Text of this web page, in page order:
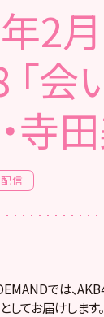
2月
「会
寺
信
では、
してお届けします。